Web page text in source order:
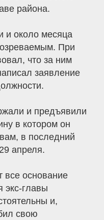
района.
и около месяца
При
что за ним
заявление
и предъявили
в котором он
в последний
апреля.
все основание
экс-главы
и,
свою